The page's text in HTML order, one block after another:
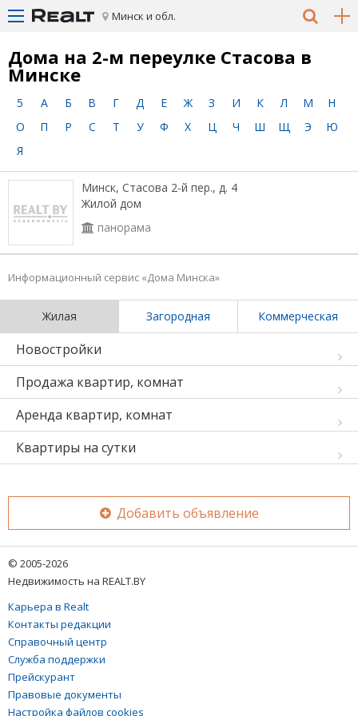
Минск и обл.
Дома на 2-м переулке Стасова в
Минске
5 А Б В Г Д Е Ж З И К Л М
Н
О
П Р С Т У Ф Х Ц Ч Ш Щ Э
Ю
Я
Минск, Стасова 2-й пер., д. 4
Жилой дом
панорама
Информационный сервис «Дома Минска»
Жилая Загородная Коммерческая
Новостройки
Продажа квартир, комнат
Аренда квартир, комнат
Квартиры на сутки
Добавить объявление
© 2005-2026
Недвижимость на REALT.BY
Карьера в Realt
Контакты редакции
Справочный центр
Служба поддержки
Прейскурант
Правовые документы
Настройка файлов cookies